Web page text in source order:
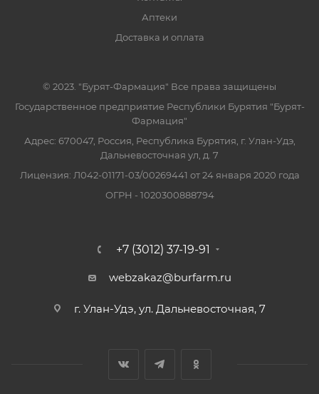
Аптеки
Доставка и оплата
© 2023. "Бурят-Фармация" Все права защищены
Государственное предприятие Республики Бурятия "Бурят-
Фармация"
Адрес: 670047, Россия, Республика Бурятия, г. Улан-Удэ,
Дальневосточная ул, д. 7
Лицензия: Л042-01171-03/00269441 от 24 января 2020 года
ОГРН - 1020300888794
+7 (3012) 37-19-91
webzakaz@burfarm.ru
г. Улан-Удэ, ул. Дальневосточная, 7